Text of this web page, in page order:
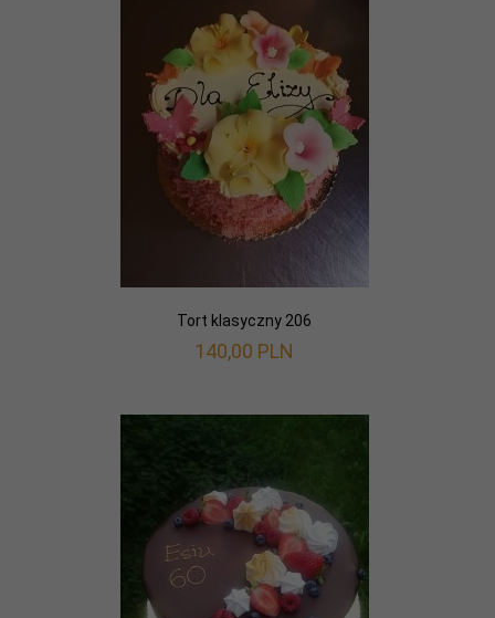
Tort klasyczny 206
140,00 PLN